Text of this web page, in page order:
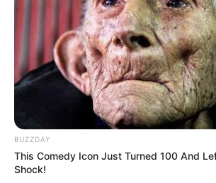
BUZZDAY
This Comedy Icon Just Turned 100 And
Shock!